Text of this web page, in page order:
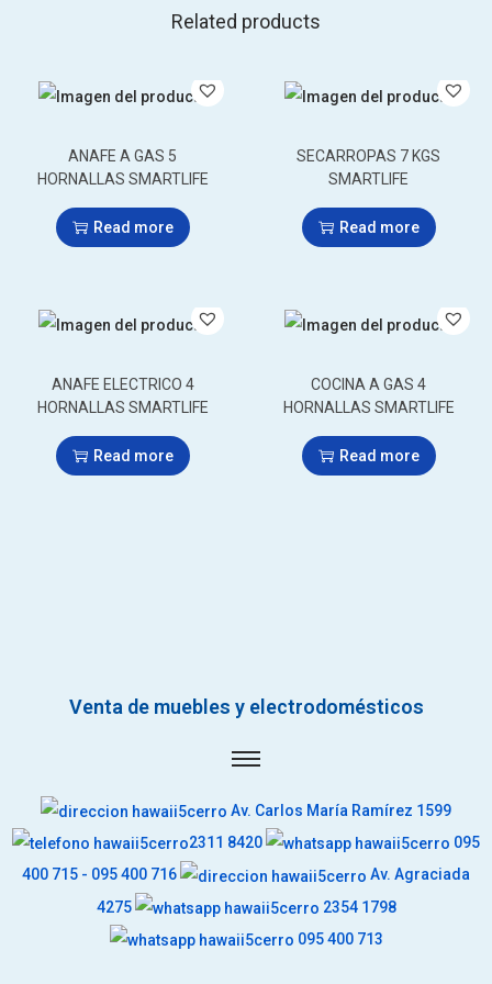
Related products
ANAFE A GAS 5
HORNALLAS SMARTLIFE
Read more
SECARROPAS 7 KGS
SMARTLIFE
Read more
ANAFE ELECTRICO 4
HORNALLAS SMARTLIFE
Read more
COCINA A GAS 4
HORNALLAS SMARTLIFE
Read more
Venta de muebles y electrodomésticos
Av. Carlos María Ramírez 1599
2311 8420
095
400 715 - 095 400 716
Av. Agraciada
4275
2354 1798
095 400 713